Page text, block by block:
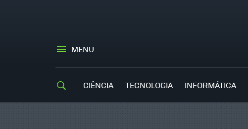
MENU
CIÊNCIA TECNOLOGIA INFORMÁTICA